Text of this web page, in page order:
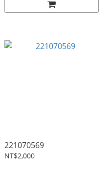
221070569
NT$2,000